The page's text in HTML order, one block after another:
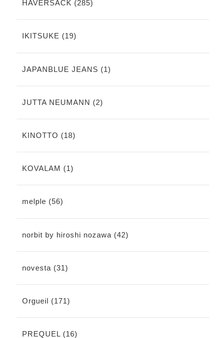
HAVERSACK (285)
IKITSUKE (19)
JAPANBLUE JEANS (1)
JUTTA NEUMANN (2)
KINOTTO (18)
KOVALAM (1)
melple (56)
norbit by hiroshi nozawa (42)
novesta (31)
Orgueil (171)
PREQUEL (16)